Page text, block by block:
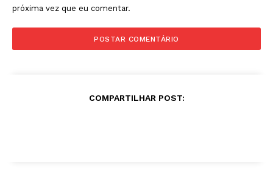
próxima vez que eu comentar.
COMPARTILHAR POST: